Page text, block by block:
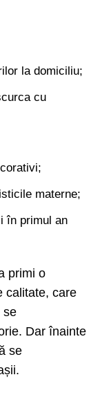
la domiciliu;
cu
materne;
în primul an
primi o
calitate, care
se
Dar înainte
se